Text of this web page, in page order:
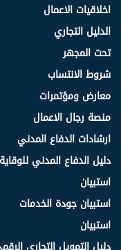
اخلاقيات الاعمال
الدليل التجاري
تحت المجهر
شروط الانتساب
معارض ومؤتمرات
منصة رجال الاعمال
ارشادات الدفاع المدني
دليل الدفاع المدني
استبيان
استبيان جودة الخدمات
استبيان